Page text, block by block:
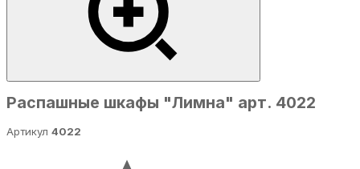
Распашные шкафы "Лимна" арт. 4022
Артикул 4022